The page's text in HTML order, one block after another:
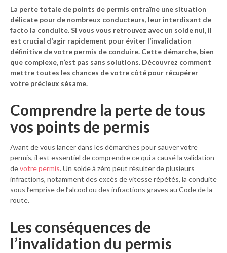
La perte totale de points de permis entraîne une situation
délicate pour de nombreux conducteurs, leur interdisant de
facto la conduite. Si vous vous retrouvez avec un solde nul, il
est crucial d’agir rapidement pour éviter l’invalidation
définitive de votre permis de conduire. Cette démarche, bien
que complexe, n’est pas sans solutions. Découvrez comment
mettre toutes les chances de votre côté pour récupérer
votre précieux sésame.
Comprendre la perte de tous
vos points de permis
Avant de vous lancer dans les démarches pour sauver votre
permis, il est essentiel de comprendre ce qui a causé la validation
devotre permis. Un solde à zéro peut résulter de plusieurs
infractions, notamment des excès de vitesse répétés, la conduite
sous l’emprise de l’alcool ou des infractions graves au Code de la
route.
Les conséquences de
l’invalidation du permis